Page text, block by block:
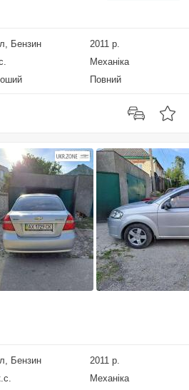
Бензин
2011 р.
Механіка
Повний
Бензин
2011 р.
Механіка